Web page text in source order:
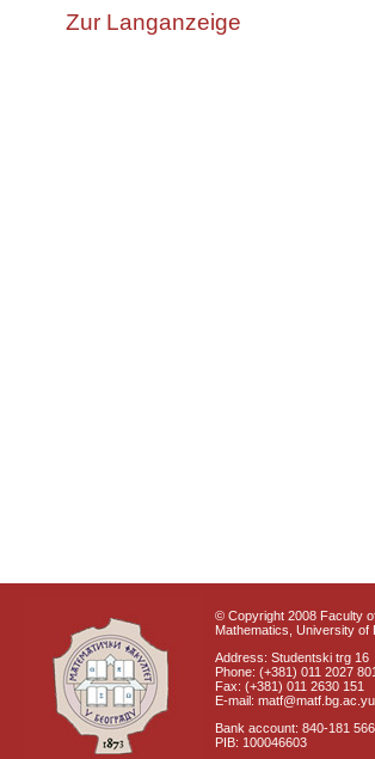
Zur Langanzeige
© Copyright 2008 Faculty
Mathematics, University of
Address: Studentski trg 16
Phone: (+381) 011 2027 801
Fax: (+381) 011 2630 151
E-mail: matf@matf.bg.ac.yu
Bank account: 840-181
PIB: 100046603